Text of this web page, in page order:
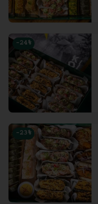
-24 %
-23 %